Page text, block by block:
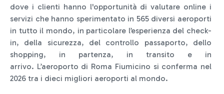
dove i clienti hanno l'opportunità di valutare online i
servizi che hanno sperimentato in 565 diversi aeroporti
in tutto il mondo, in particolare l’esperienza del check-
in, della sicurezza, del controllo passaporto, dello
shopping, in partenza, in transito e in
arrivo. L’aeroporto di Roma Fiumicino si conferma nel
2026 tra i dieci migliori aeroporti al mondo.